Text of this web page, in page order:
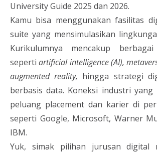
University Guide 2025 dan 2026.
Kamu bisa menggunakan fasilitas
suite yang mensimulasikan
Kurikulumnya mencakup
sepertiartificial intelligence (AI),
augmented reality, hingga strategi
berbasis data. Koneksi industri yang
peluang placement dan karier di
seperti Google, Microsoft, Warner
IBM.
Yuk, simak pilihan jurusan digital